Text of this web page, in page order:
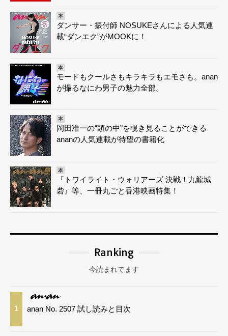
本
ダンサー・振付師 NOSUKEさんによる人気連
載“ダンエク”がMOOKに！
本
モードもクールさもキラキラもエモさも。anan
が撮るなにわ男子の魅力全部。
本
岡田准一の“頭の中”を覗き見ることができる
ananの人気連載が待望の書籍化
本
『トワイライト・ウォリアーズ 決戦！九龍城
砦』等、一冊丸ごと香港映画特集！
Ranking
今読まれてます
1 anan No. 2507 試し読みと目次